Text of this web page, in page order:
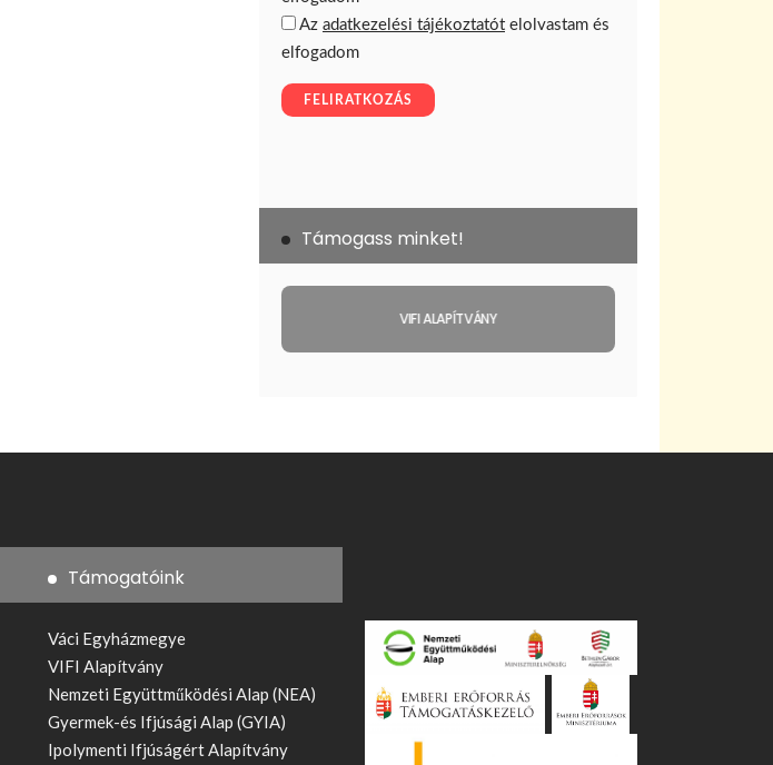
Támogass minket!
VIFI ALAPÍTVÁNY
Támogatóink
Váci Egyházmegye
VIFI Alapítvány
Nemzeti Együttműködési Alap (NEA)
Gyermek-és Ifjúsági Alap (GYIA)
Ipolymenti Ifjúságért Alapítvány